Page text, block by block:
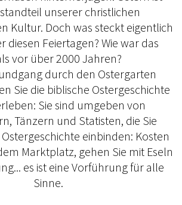
unserer christlichen
Kultur. Doch was steckt eigentlich
diesen Feiertagen? Wie war das
vor über 2000 Jahren?
durch den Ostergarten
Sie die biblische Ostergeschichte
Sie sind umgeben von
Tänzern und Statisten, die Sie
einbinden: Kosten
Marktplatz, gehen Sie mit Eseln
es ist eine Vorführung für alle
Sinne.